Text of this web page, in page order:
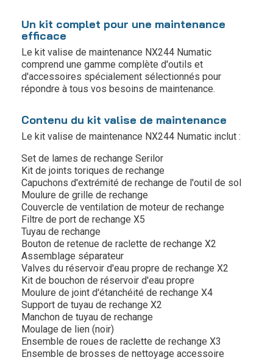
Un kit complet pour une maintenance
efficace
Le kit valise de maintenance NX244 Numatic
comprend une gamme complète d'outils et
d'accessoires spécialement sélectionnés pour
répondre à tous vos besoins de maintenance.
Contenu du kit valise de maintenance
Le kit valise de maintenance NX244 Numatic inclut :
Set de lames de rechange Serilor
Kit de joints toriques de rechange
Capuchons d'extrémité de rechange de l'outil de sol
Moulure de grille de rechange
Couvercle de ventilation de moteur de rechange
Filtre de port de rechange X5
Tuyau de rechange
Bouton de retenue de raclette de rechange X2
Assemblage séparateur
Valves du réservoir d'eau propre de rechange X2
Kit de bouchon de réservoir d'eau propre
Moulure de joint d'étanchéité de rechange X4
Support de tuyau de rechange X2
Manchon de tuyau de rechange
Moulage de lien (noir)
Ensemble de roues de raclette de rechange X3
Ensemble de brosses de nettoyage accessoire